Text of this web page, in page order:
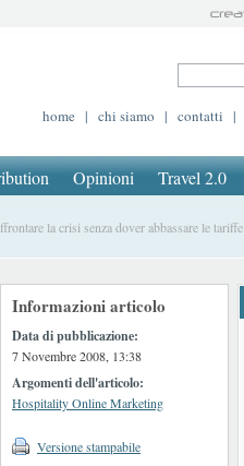
home | chi siamo | contatti |
Opinioni Travel 2.0
la crisi senza dover abbassare le tariffe
Informazioni articolo
Data di pubblicazione:
7 Novembre 2008, 13:38
Argomenti dell'articolo:
Hospitality Online Marketing
Versione stampabile